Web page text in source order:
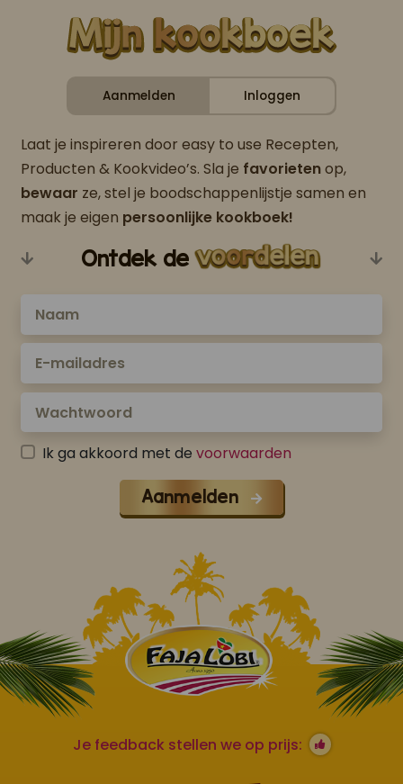
Aanmelden Inloggen
Laat je inspireren door easy to use Recepten,
Producten & Kookvideo’s. Sla je favorietenop,
bewaar ze, stel je boodschappenlijstje samen en
maak je eigen persoonlijke kookboek!
Ontdek de
Ik ga akkoord met de voorwaarden
Aanmelden
Je feedback stellen we op prijs: